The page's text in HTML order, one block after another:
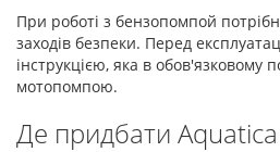
При роботі з бензопомпой
заходів безпеки. Перед
інструкцією, яка в обов'язковому
мотопомпою.
Де придбати